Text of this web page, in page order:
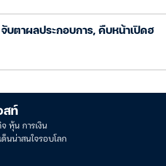
บตาผลประกอบการ, คืบหน้าเปิดฮ
สท์
หุ้น การเงิน
นน่าสนใจรอบโลก